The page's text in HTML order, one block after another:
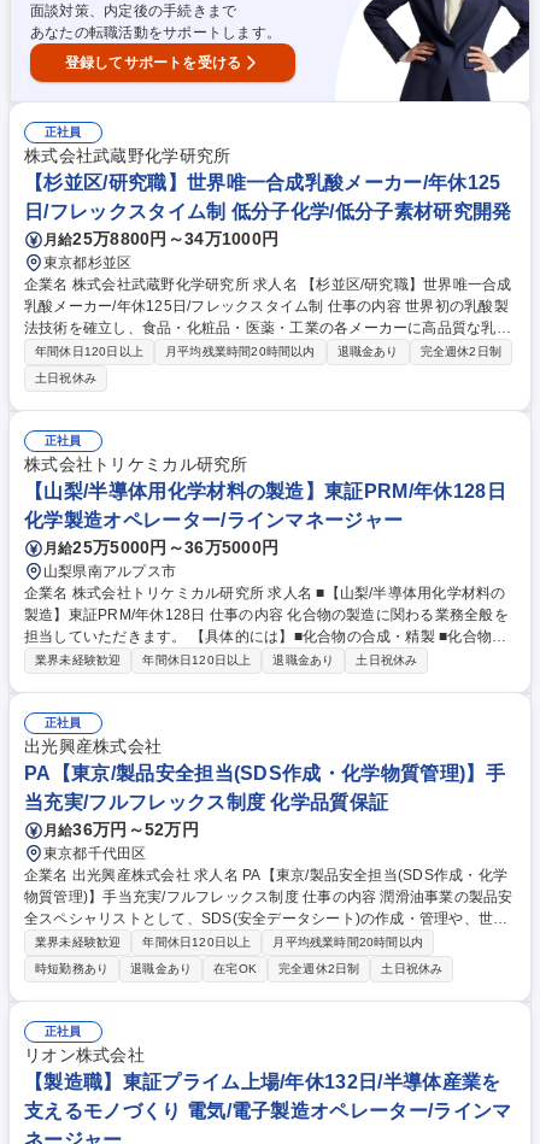
面談対策、内定後の手続きまで
あなたの転職活動をサポートします。
登録してサポートを受ける
正社員
株式会社武蔵野化学研究所
【杉並区/研究職】世界唯一合成乳酸メーカー/年休125
日/フレックスタイム制 低分子化学/低分子素材研究開発
月給25万8800円～34万1000円
東京都杉並区
企業名 株式会社武蔵野化学研究所 求人名 【杉並区/研究職】世界唯一合成
乳酸メーカー/年休125日/フレックスタイム制 仕事の内容 世界初の乳酸製
法技術を確立し、食品・化粧品・医薬・工業の各メーカーに高品質な乳酸
群や関連化学品を供給する当社で微生物を用いた有機酸またはアミノ酸製
造プロセスの開発をお任せします。 【業務詳細】■微生物・発酵プロセス
の基礎検討■生産性・品質向上のための改良検討■精製・後工程プロセスの
検討■スケールアップ・製造移管対応■データ整理・技術文書作成 【当社
の強み】当社は、世界で初めて合成法による乳酸の量産に成功した“合成
乳酸の世界的なパイオニア”で、現在も世界で唯一の合成乳酸のメーカー
です。 募集職種 【杉並区/研究職】世界唯一合成乳酸メーカー/年休125日/
フレックスタイム制
年間休日120日以上 月平均残業時間20時間以内 退職金あり
完全週休2日制
土日祝休み
正社員
株式会社トリケミカル研究所
【山梨/半導体用化学材料の製造】東証PRM/年休128日
化学製造オペレーター/ラインマネージャー
月給25万5000円～36万5000円
山梨県南アルプス市
企業名 株式会社トリケミカル研究所 求人名 ■【山梨/半導体用化学材料の
製造】東証PRM/年休128日 仕事の内容 化合物の製造に関わる業務全般を
担当していただきます。 【具体的には】■化合物の合成・精製 ■化合物の
失活処理 ■出荷に向けた準備作業 ■容器の洗浄 【業務内容の変更範囲】当
業界未経験歓迎 年間休日120日以上 退職金あり 土日祝休み
正社員
出光興産株式会社
PA【東京/製品安全担当(SDS作成・化学物質管理)】手
当充実/フルフレックス制度 化学品質保証
月給36万円～52万円
東京都千代田区
企業名 出光興産株式会社 求人名 PA【東京/製品安全担当(SDS作成・化学
物質管理)】手当充実/フルフレックス制度 仕事の内容 潤滑油事業の製品安
全スペシャリストとして、SDS(安全データシート)の作成・管理や、世界
各国の化学物質法規制への対応を推進。世界中の法規制を守りながら製品
を安全に届けるための管理をお任せいたします。 【業務詳細】(1)製品SD
Sの作成、維持管理(2)原材料SDSの管理とデータベースへの反映(3)製品
安全システム、データベースの維持管理(4)各国の化学物質管理法規制への
対応 ※潤滑油事業は研究から製造、販売までを一貫して部門内に有してお
り、成長に伴い様々な職務に挑戦可能です。将来的に海外拠点の専門職や
マネージャー、コーポレート部門へのキャリアパスも描ける環境です。 募
集職種 PA【東京/製品安全担当(SDS作成・化学物質管理)】手当充実/フル
フレックス制度
業界未経験歓迎 年間休日120日以上
月平均残業時間20時間以内
時短勤務あり
退職金あり 在宅OK 完全週休2日制 土日祝休み
正社員
リオン株式会社
【製造職】東証プライム上場/年休132日/半導体産業を
支えるモノづくり 電気/電子製造オペレーター/ラインマ
ネージャー